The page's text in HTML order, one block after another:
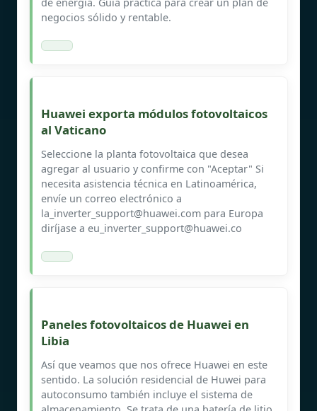
negocios sólido y rentable.
Huawei exporta módulos fotovoltaicos
al Vaticano
Seleccione la planta fotovoltaica que desea
agregar al usuario y confirme con "Aceptar" Si
necesita asistencia técnica en Latinoamérica,
envíe un correo electrónico a
la_inverter_support@huawei.com para Europa
diríjase a eu_inverter_support@huawei.co
Paneles fotovoltaicos de Huawei en
Libia
Así que veamos que nos ofrece Huawei en este
sentido. La solución residencial de Huwei para
autoconsumo también incluye el sistema de